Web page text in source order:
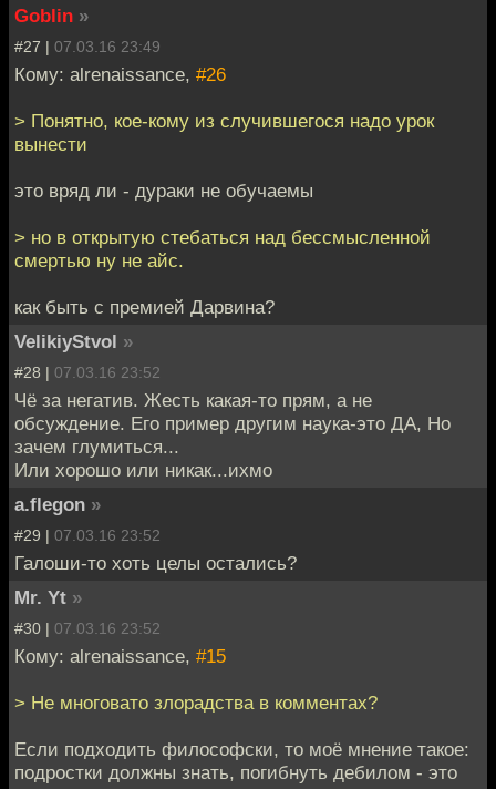
Goblin »
#27 | 07.03.16 23:49
Кому: alrenaissance, #26
> Понятно, кое-кому из случившегося надо урок
вынести
это вряд ли - дураки не обучаемы
> но в открытую стебаться над бессмысленной
смертью ну не айс.
как быть с премией Дарвина?
VelikiyStvol »
#28 | 07.03.16 23:52
Чё за негатив. Жесть какая-то прям, а не
обсуждение. Его пример другим наука-это ДА, Но
зачем глумиться...
Или хорошо или никак...ихмо
a.flegon »
#29 | 07.03.16 23:52
Галоши-то хоть целы остались?
Mr. Yt »
#30 | 07.03.16 23:52
Кому: alrenaissance, #15
> Не многовато злорадства в комментах?
Если подходить философски, то моё мнение такое:
подростки должны знать, погибнуть дебилом - это